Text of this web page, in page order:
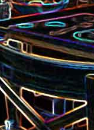
Choux de
chorizo et à la